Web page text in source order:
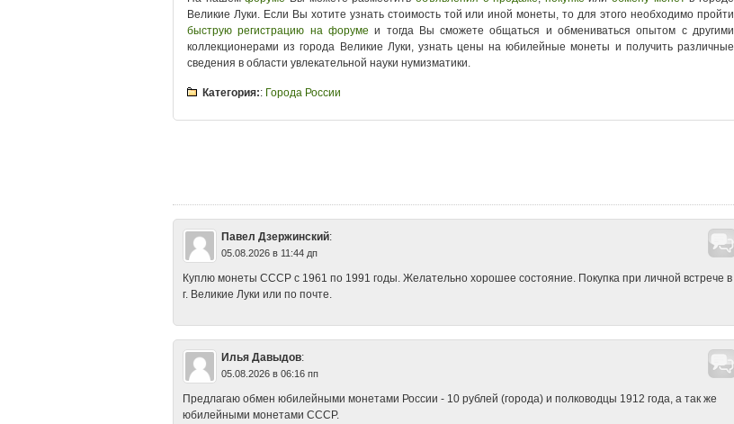
Великие Луки. Если Вы хотите узнать стоимость той или иной монеты, то для этого необходимо пройти
быструю регистрацию на форуме и тогда Вы сможете общаться и обмениваться опытом с другими
коллекционерами из города Великие Луки, узнать цены на юбилейные монеты и получить различные
сведения в области увлекательной науки нумизматики.
Категория:: Города России
Павел Дзержинский:
05.08.2026 в 11:44 дп
Куплю монеты СССР с 1961 по 1991 годы. Желательно хорошее состояние. Покупка при личной встрече в
г. Великие Луки или по почте.
Илья Давыдов:
05.08.2026 в 06:16 пп
Предлагаю обмен юбилейными монетами России - 10 рублей (города) и полководцы 1912 года, а так же
юбилейными монетами СССР.